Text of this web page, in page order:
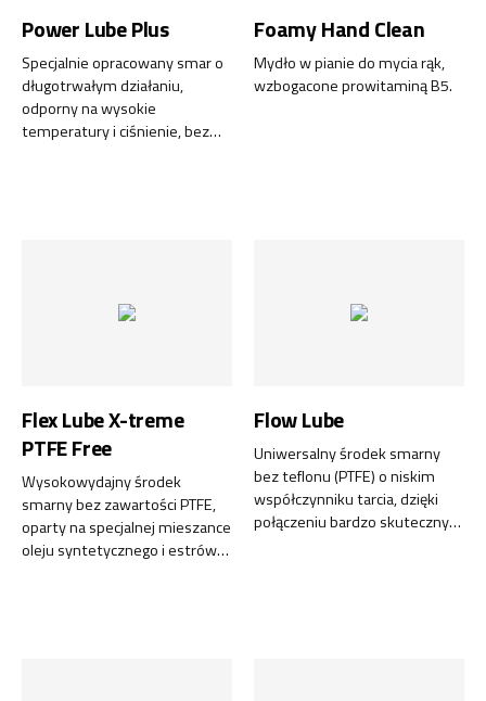
Power Lube Plus
Specjalnie opracowany smar o
długotrwałym działaniu,
odporny na wysokie
temperatury i ciśnienie, bez
Foamy Hand Clean
Mydło w pianie do mycia rąk,
wzbogacone prowitaminą B5.
Flex Lube X-treme
PTFE Free
Wysokowydajny środek
smarny bez zawartości PTFE,
oparty na specjalnej mieszance
oleju syntetycznego i estrów
Flow Lube
Uniwersalny środek smarny
bez teflonu (PTFE) o niskim
współczynniku tarcia, dzięki
połączeniu bardzo skutecznych